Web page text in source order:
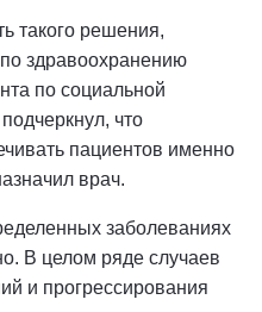
такого решения,
здравоохранению
по социальной
что
пациентов именно
врач.
заболеваниях
В целом ряде случаев
и прогрессирования